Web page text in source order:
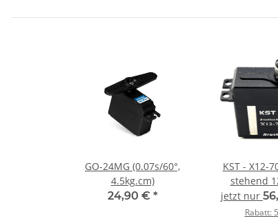
GO-24MG (0.07s/60°,
4.5kg.cm)
24,90 € *
KST - X12-
stehend
jetzt nur
Rabatt: